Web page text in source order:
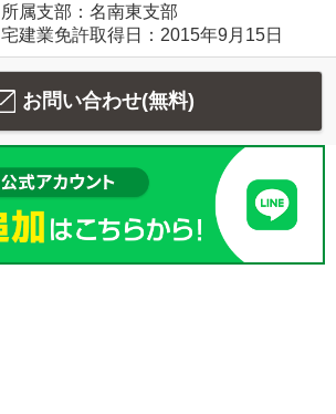
所属支部：名南東支部
宅建業免許取得日：2015年9月15日
お問い合わせ(無料)